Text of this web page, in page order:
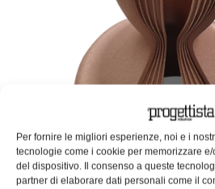
Per fornire le migliori esperienze, noi e i
tecnologie come i cookie per memorizzare
del dispositivo. Il consenso a queste
partner di elaborare dati personali come il